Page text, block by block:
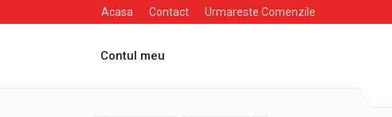
Acasa Contact Urmareste Comenzile
Contul meu